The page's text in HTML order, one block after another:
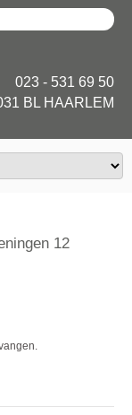
023 - 531 69 50
BL HAARLEM
12